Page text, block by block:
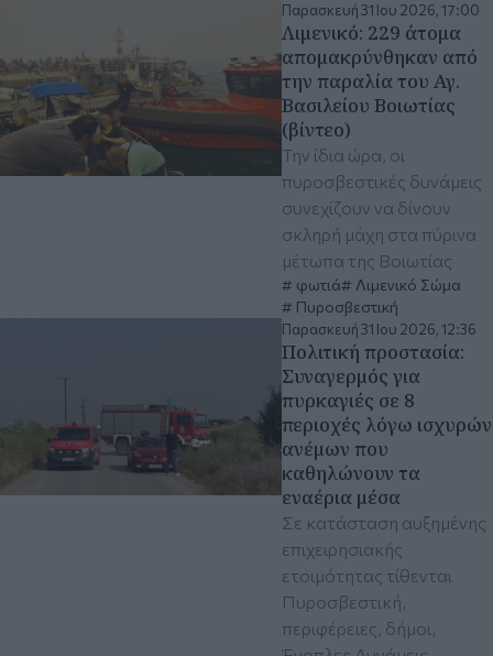
Παρασκευή 31 Ιου 2026, 17:00
Λιμενικό: 229 άτομα
απομακρύνθηκαν από
την παραλία του Αγ.
Βασιλείου Βοιωτίας
(βίντεο)
Την ίδια ώρα, οι
πυροσβεστικές δυνάμεις
συνεχίζουν να δίνουν
σκληρή μάχη στα πύρινα
μέτωπα της Βοιωτίας
φωτιά
Λιμενικό Σώμα
Πυροσβεστική
Παρασκευή 31 Ιου 2026, 12:36
Πολιτική προστασία:
Συναγερμός για
πυρκαγιές σε 8
περιοχές λόγω ισχυρών
ανέμων που
καθηλώνουν τα
εναέρια μέσα
Σε κατάσταση αυξημένης
επιχειρησιακής
ετοιμότητας τίθενται
Πυροσβεστική,
περιφέρειες, δήμοι,